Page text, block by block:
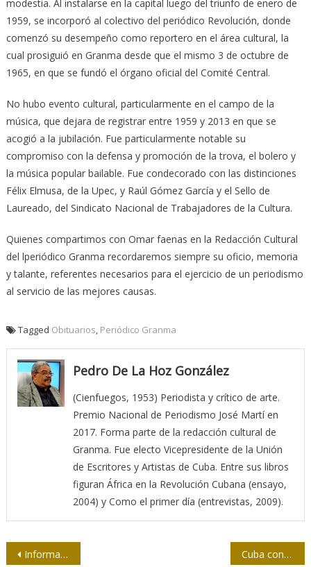
modestia. Al instalarse en la capital luego del triunfo de enero de
1959, se incorporó al colectivo del periódico Revolución, donde
comenzó su desempeño como reportero en el área cultural, la
cual prosiguió en Granma desde que el mismo 3 de octubre de
1965, en que se fundó el órgano oficial del Comité Central.
No hubo evento cultural, particularmente en el campo de la
música, que dejara de registrar entre 1959 y 2013 en que se
acogió a la jubilación. Fue particularmente notable su
compromiso con la defensa y promoción de la trova, el bolero y
la música popular bailable. Fue condecorado con las distinciones
Félix Elmusa, de la Upec, y Raúl Gómez García y el Sello de
Laureado, del Sindicato Nacional de Trabajadores de la Cultura.
Quienes compartimos con Omar faenas en la Redacción Cultural
del lperiódico Granma recordaremos siempre su oficio, memoria
y talante, referentes necesarios para el ejercicio de un periodismo
al servicio de las mejores causas.
Tagged Obituarios, Periódico Granma
Pedro De La Hoz González
(Cienfuegos, 1953) Periodista y crítico de arte.
Premio Nacional de Periodismo José Martí en
2017. Forma parte de la redacción cultural de
Granma. Fue electo Vicepresidente de la Unión
de Escritores y Artistas de Cuba. Entre sus libros
figuran África en la Revolución Cubana (ensayo,
2004) y Como el primer día (entrevistas, 2009).
Navegación
Informatización de la sociedad no será interrumpida Cuba continúa celebraciones por aniversario de la Revolución